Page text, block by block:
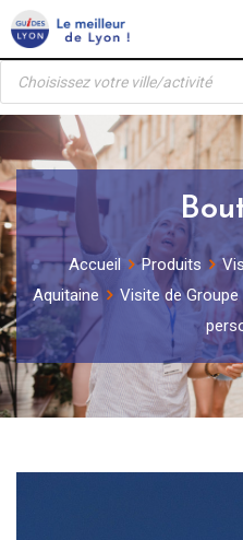
Skip
to
content
Recherche
produits
Accueil Produits
Aquitaine
Visite de Groupe